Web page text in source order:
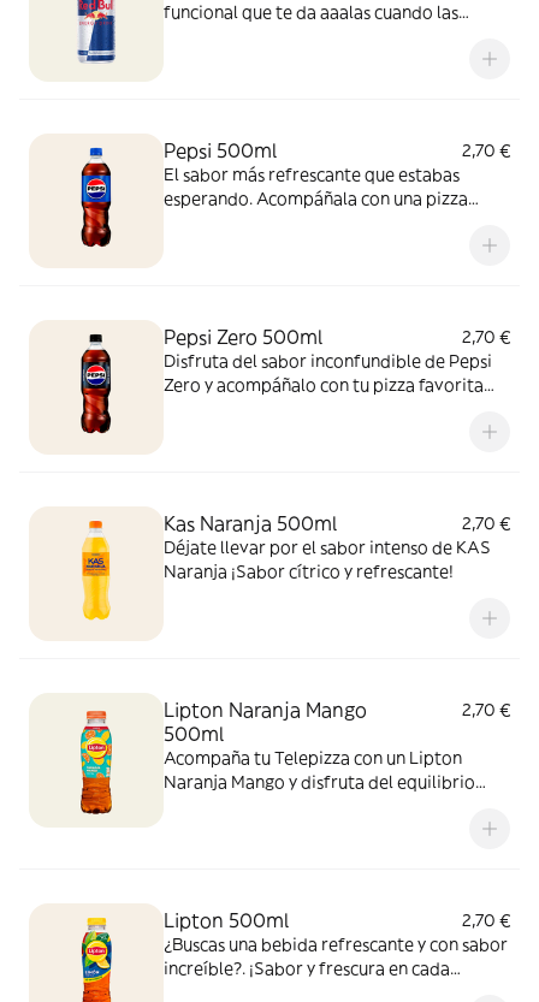
funcional que te da aaalas cuando las
Pepsi 500ml
2,70 €
El sabor más refrescante que estabas
esperando. Acompáñala con una pizza
Pepsi Zero 500ml
2,70 €
Disfruta del sabor inconfundible de Pepsi
Zero y acompáñalo con tu pizza favorita
Kas Naranja 500ml
2,70 €
Déjate llevar por el sabor intenso de KAS
Naranja ¡Sabor cítrico y refrescante!
Lipton Naranja Mango
500ml
2,70 €
Acompaña tu Telepizza con un Lipton
Naranja Mango y disfruta del equilibrio
Lipton 500ml
2,70 €
¿Buscas una bebida refrescante y con sabor
increíble?. ¡Sabor y frescura en cada